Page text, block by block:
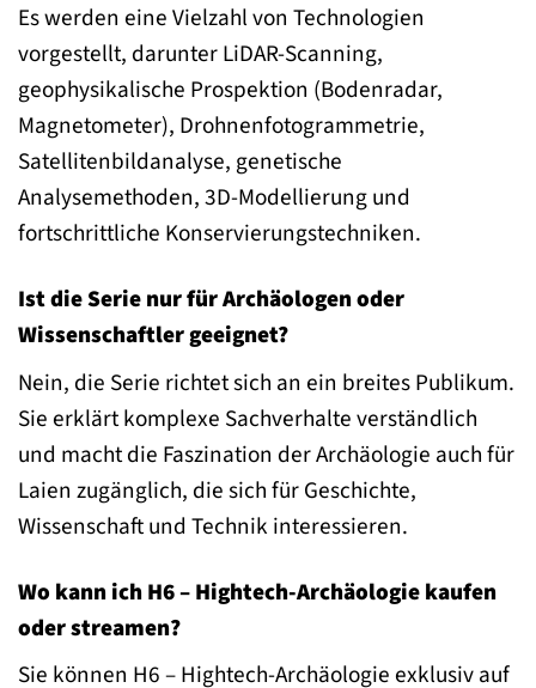
Es werden eine Vielzahl von Technologien
vorgestellt, darunter LiDAR-Scanning,
geophysikalische Prospektion (Bodenradar,
Magnetometer), Drohnenfotogrammetrie,
Satellitenbildanalyse, genetische
Analysemethoden, 3D-Modellierung und
fortschrittliche Konservierungstechniken.
Ist die Serie nur für Archäologen oder
Wissenschaftler geeignet?
Nein, die Serie richtet sich an ein breites Publikum.
Sie erklärt komplexe Sachverhalte verständlich
und macht die Faszination der Archäologie auch für
Laien zugänglich, die sich für Geschichte,
Wissenschaft und Technik interessieren.
Wo kann ich H6 – Hightech-Archäologie kaufen
oder streamen?
Sie können H6 – Hightech-Archäologie exklusiv auf